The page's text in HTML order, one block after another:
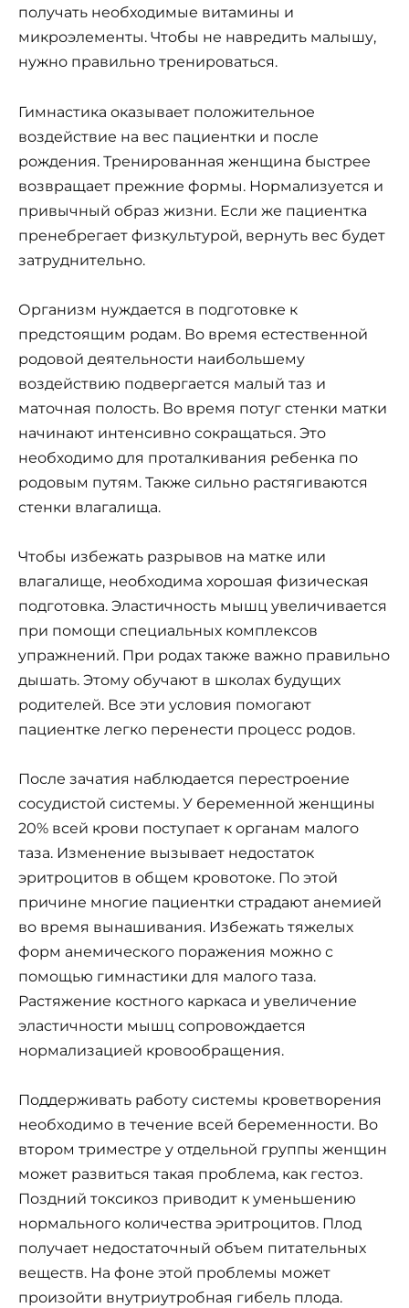
получать необходимые витамины и
микроэлементы. Чтобы не навредить малышу,
нужно правильно тренироваться.
Гимнастика оказывает положительное
воздействие на вес пациентки и после
рождения. Тренированная женщина быстрее
возвращает прежние формы. Нормализуется и
привычный образ жизни. Если же пациентка
пренебрегает физкультурой, вернуть вес будет
затруднительно.
Организм нуждается в подготовке к
предстоящим родам. Во время естественной
родовой деятельности наибольшему
воздействию подвергается малый таз и
маточная полость. Во время потуг стенки матки
начинают интенсивно сокращаться. Это
необходимо для проталкивания ребенка по
родовым путям. Также сильно растягиваются
стенки влагалища.
Чтобы избежать разрывов на матке или
влагалище, необходима хорошая физическая
подготовка. Эластичность мышц увеличивается
при помощи специальных комплексов
упражнений. При родах также важно правильно
дышать. Этому обучают в школах будущих
родителей. Все эти условия помогают
пациентке легко перенести процесс родов.
После зачатия наблюдается перестроение
сосудистой системы. У беременной женщины
20% всей крови поступает к органам малого
таза. Изменение вызывает недостаток
эритроцитов в общем кровотоке. По этой
причине многие пациентки страдают анемией
во время вынашивания. Избежать тяжелых
форм анемического поражения можно с
помощью гимнастики для малого таза.
Растяжение костного каркаса и увеличение
эластичности мышц сопровождается
нормализацией кровообращения.
Поддерживать работу системы кроветворения
необходимо в течение всей беременности. Во
втором триместре у отдельной группы женщин
может развиться такая проблема, как гестоз.
Поздний токсикоз приводит к уменьшению
нормального количества эритроцитов. Плод
получает недостаточный объем питательных
веществ. На фоне этой проблемы может
произойти внутриутробная гибель плода.